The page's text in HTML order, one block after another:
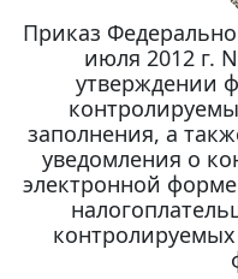
Приказ
июля 2012 г.
утверждении
заполнения, а
уведомления о
электронной
контролируемых